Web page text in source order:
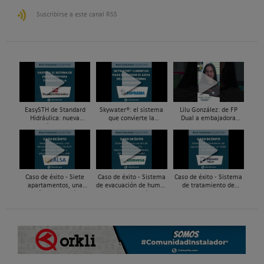
Suscribirse a este canal RSS
EasySTH de Standard
Hidráulica: nueva
de expansión para
tuberías PEX
Skywater®: el sistema
que convierte la
infraestructura activa de
gestión del agua...
Lilu González: de FP
Dual a embajadora
| Mecatrónica Industrial
Caso de éxito - Siete
apartamentos, una
Caso de éxito - Sistema
de evacuación de humos
Caso de éxito - Sistema
de tratamiento de